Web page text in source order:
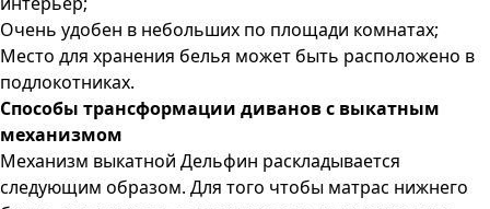
Очень удобен в небольших по площади комнатах;
Место для хранения белья может быть расположено в
подлокотниках.
Способы трансформации диванов с выкатным
механизмом
Механизм выкатной Дельфин раскладывается
следующим образом. Для того чтобы матрас нижнего